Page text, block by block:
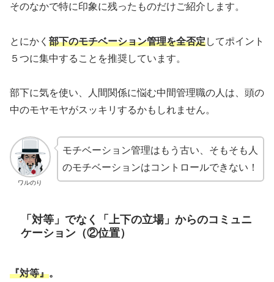
そのなかで特に印象に残ったものだけご紹介します。
とにかく 部下のモチベーション管理を全否定してポイント
５つに集中することを推奨しています。
部下に気を使い、人間関係に悩む中間管理職の人は、頭の
中のモヤモヤがスッキリするかもしれません。
ワルのり
モチベーション管理はもう古い、そもそも人
のモチベーションはコントロールできない！
「対等」でなく「上下の立場」からのコミュニ
ケーション（②位置）
『対等』。